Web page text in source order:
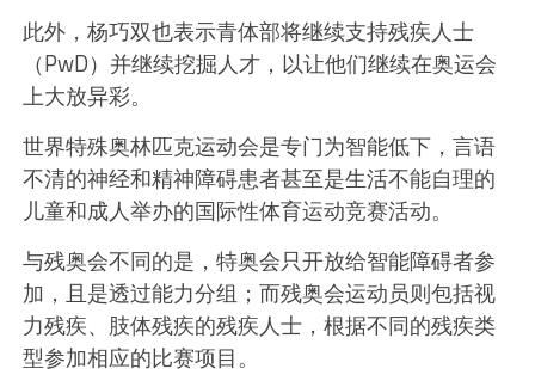
此外，杨巧双也表示青体部将继续支持残疾人士
（PwD）并继续挖掘人才，以让他们继续在奥运会
上大放异彩。
世界特殊奥林匹克运动会是专门为智能低下，言语
不清的神经和精神障碍患者甚至是生活不能自理的
儿童和成人举办的国际性体育运动竞赛活动。
与残奥会不同的是，特奥会只开放给智能障碍者参
加，且是透过能力分组；而残奥会运动员则包括视
力残疾、肢体残疾的残疾人士，根据不同的残疾类
型参加相应的比赛项目。